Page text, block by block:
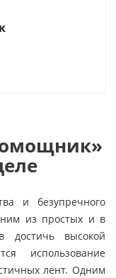
и безупречного
из простых и в
достичь высокой
использование
лент. Одним